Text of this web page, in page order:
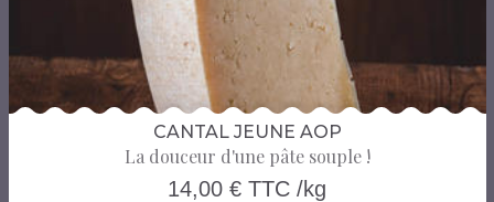
CANTAL JEUNE AOP
La douceur d'une pâte souple !
14,00 € TTC /kg